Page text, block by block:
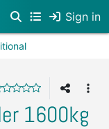
Sign in
1600kg